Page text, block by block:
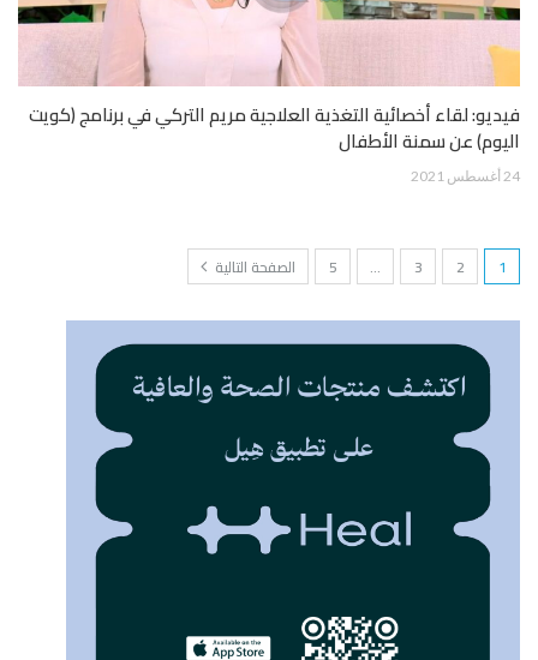
فيديو: لقاء أخصائية التغذية العلاجية مريم التركي في برنامج (كويت
اليوم) عن سمنة الأطفال
24 أغسطس 2021
1
2
3
…
5 الصفحة التالية